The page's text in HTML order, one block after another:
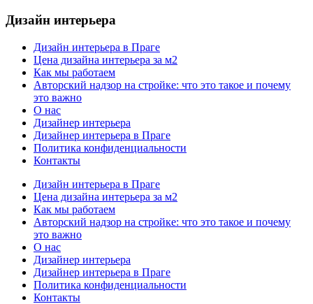
Дизайн интерьера
Дизайн интерьера в Праге
Цена дизайна интерьера за м2
Как мы работаем
Авторский надзор на стройке: что это такое и почему
это важно
О нас
Дизайнер интерьера
Дизайнер интерьера в Праге
Политика конфиденциальности
Контакты
Дизайн интерьера в Праге
Цена дизайна интерьера за м2
Как мы работаем
Авторский надзор на стройке: что это такое и почему
это важно
О нас
Дизайнер интерьера
Дизайнер интерьера в Праге
Политика конфиденциальности
Контакты